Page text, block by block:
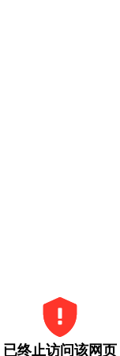
已终止访问该网页